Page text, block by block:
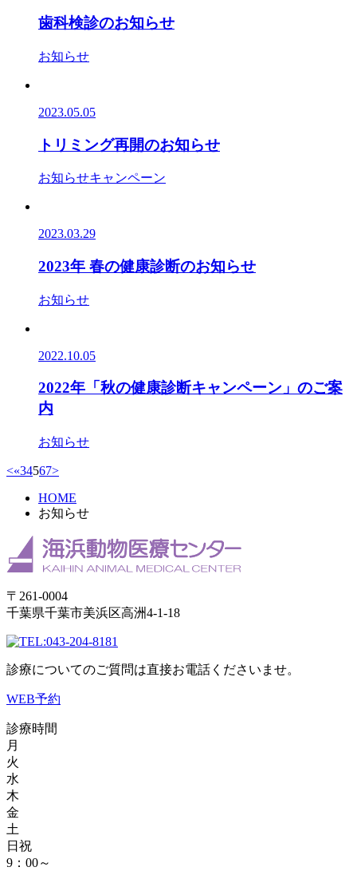
歯科検診のお知らせ
お知らせ
2023.05.05
トリミング再開のお知らせ
お知らせキャンペーン
2023.03.29
2023年 春の健康診断のお知らせ
お知らせ
2022.10.05
2022年「秋の健康診断キャンペーン」のご案
内
お知らせ
<«34567>
HOME
お知らせ
〒261-0004
千葉県千葉市美浜区高洲4-1-18
043-204-8181
診療についてのご質問は直接お電話くださいませ。
WEB予約
診療時間
月
火
水
木
金
土
日祝
9：00～